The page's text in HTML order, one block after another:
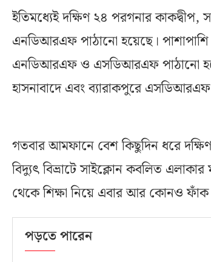
ইতিমধ্যেই দক্ষিণ ২৪ পরগনার কাকদ্বীপ,
এনডিআরএফ পাঠানো হয়েছে। পাশাপাশি
এনডিআরএফ ও এসডিআরএফ পাঠানো
হাসনাবাদে এবং ব্যারাকপুরে
গতবার আমফানে বেশ কিছুদিন ধরে
বিদ্যুৎ বিভ্রাটে সাইক্লোন কবলিত
থেকে শিক্ষা নিয়ে এবার আর কোনও ফাঁক
পড়তে পারেন